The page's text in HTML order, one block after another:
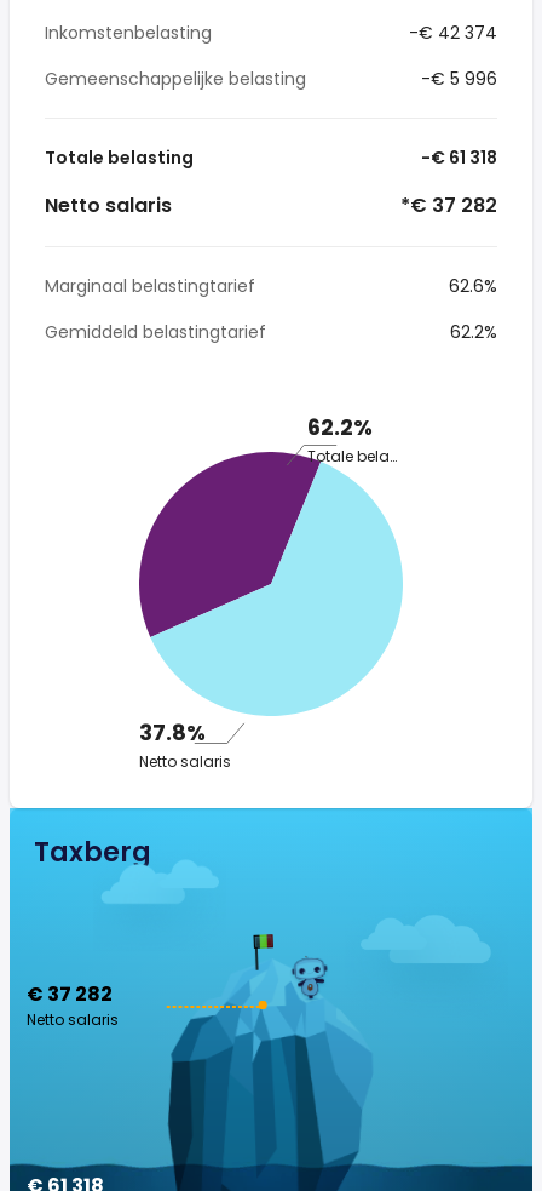
Inkomstenbelasting
-€ 42 374
Gemeenschappelijke belasting
-€ 5 996
Totale belasting -€ 61 318
Netto salaris *€ 37 282
Marginaal belastingtarief
62.6%
Gemiddeld belastingtarief
62.2%
62.2%
Totale belasting
37.8%
Netto salaris
Taxberg
€ 37 282
Netto salaris